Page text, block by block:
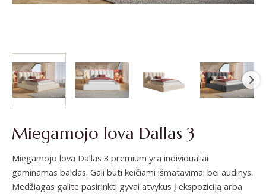
Miegamojo lova Dallas 3
Miegamojo lova Dallas 3 premium yra individualiai
gaminamas baldas. Gali būti keičiami išmatavimai bei audinys.
Medžiagas galite pasirinkti gyvai atvykus į ekspoziciją arba